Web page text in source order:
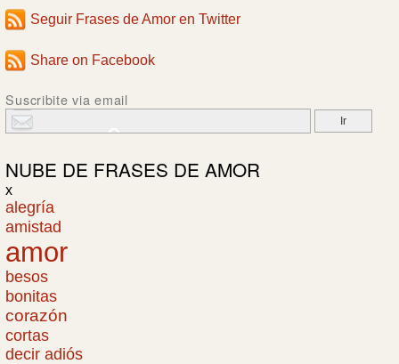
Seguir Frases de Amor en Twitter
Share on Facebook
Suscribite via email
NUBE DE FRASES DE AMOR
x
alegría
amistad
amor
besos
bonitas
corazón
cortas
decir adiós